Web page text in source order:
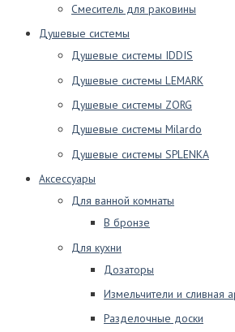
Смеситель для раковины
Душевые системы
Душевые системы IDDIS
Душевые системы LEMARK
Душевые системы ZORG
Душевые системы Milardo
Душевые системы SPLENKA
Аксессуары
Для ванной комнаты
В бронзе
Для кухни
Дозаторы
Измельчители и сливная
Разделочные доски